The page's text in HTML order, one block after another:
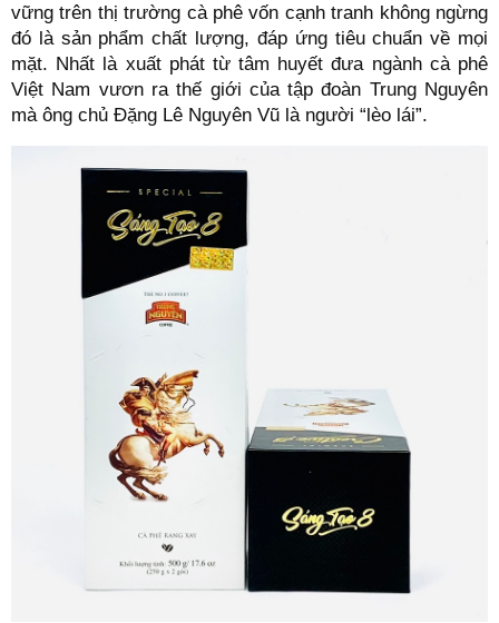
vững trên thị trường cà phê vốn cạnh tranh không ngừng
đó là sản phẩm chất lượng, đáp ứng tiêu chuẩn về mọi
mặt. Nhất là xuất phát từ tâm huyết đưa ngành cà phê
Việt Nam vươn ra thế giới của tập đoàn Trung Nguyên
mà ông chủ Đặng Lê Nguyên Vũ là người “lèo lái”.